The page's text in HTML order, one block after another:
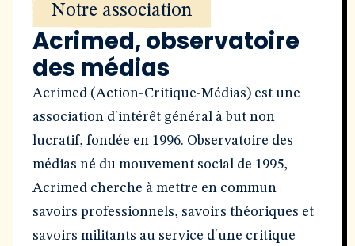
Notre association
Acrimed, observatoire
des médias
Acrimed (Action-Critique-Médias) est une
association d'intérêt général à but non
lucratif, fondée en 1996. Observatoire des
médias né du mouvement social de 1995,
Acrimed cherche à mettre en commun
savoirs professionnels, savoirs théoriques et
savoirs militants au service d'une critique